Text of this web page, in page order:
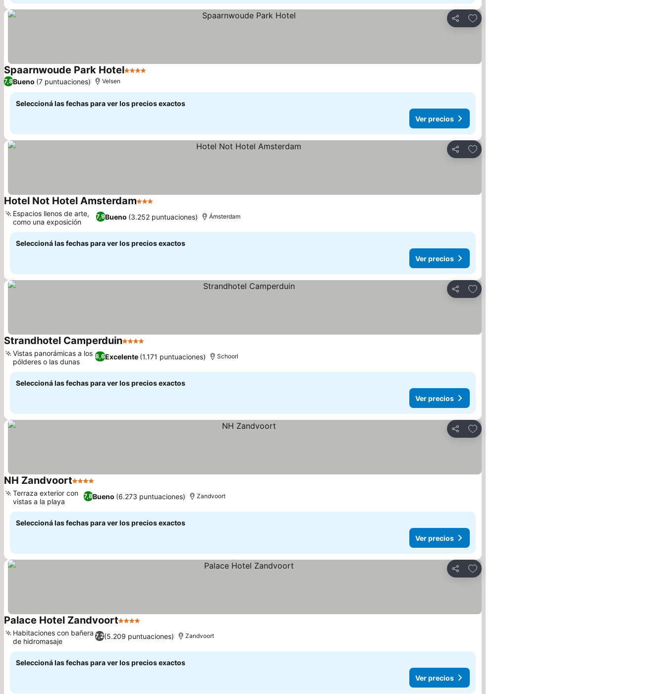
Compartir
Añadir a favoritos
Spaarnwoude Park Hotel4 Estrellas
7,8Bueno (7 puntuaciones) Velsen
Seleccioná las fechas para ver los precios exactos
Ver precios
Compartir
Añadir a favoritos
Hotel Not Hotel Amsterdam3 Estrellas
7,9Bueno (3.252 puntuaciones)
Espacios llenos de arte,
como una exposición
Ámsterdam
Seleccioná las fechas para ver los precios exactos
Ver precios
Compartir
Añadir a favoritos
Strandhotel Camperduin4 Estrellas
8,6Excelente (1.171 puntuaciones)
Vistas panorámicas a los
pólderes o las dunas
Schoorl
Seleccioná las fechas para ver los precios exactos
Ver precios
Compartir
Añadir a favoritos
NH Zandvoort4 Estrellas
7,8Bueno (6.273 puntuaciones)
Terraza exterior con
vistas a la playa
Zandvoort
Seleccioná las fechas para ver los precios exactos
Ver precios
Compartir
Añadir a favoritos
Palace Hotel Zandvoort4 Estrellas
7,2(5.209 puntuaciones)
Habitaciones con bañera
de hidromasaje
Zandvoort
Seleccioná las fechas para ver los precios exactos
Ver precios